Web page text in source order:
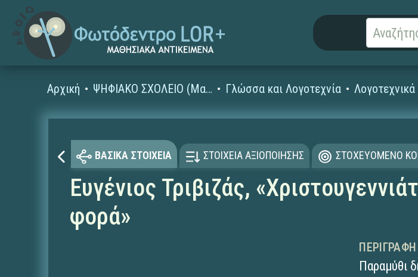
Αρχική ΨΗΦΙΑΚΟ ΣΧΟΛΕΙΟ (Μαθησιακά Αντικείμενα) Γλώσσα και Λογοτεχνία
ΒΑΣΙΚΑ ΣΤΟΙΧΕΙΑ ΣΤΟΙΧΕΙΑ ΑΞΙΟΠΟΙΗΣΗΣ ΣΤΟΧΕΥΟΜΕΝΟ
Ευγένιος Τριβιζάς,
φορά»
ΠΕΡΙΓΡΑΦΉ
Παραμύθι